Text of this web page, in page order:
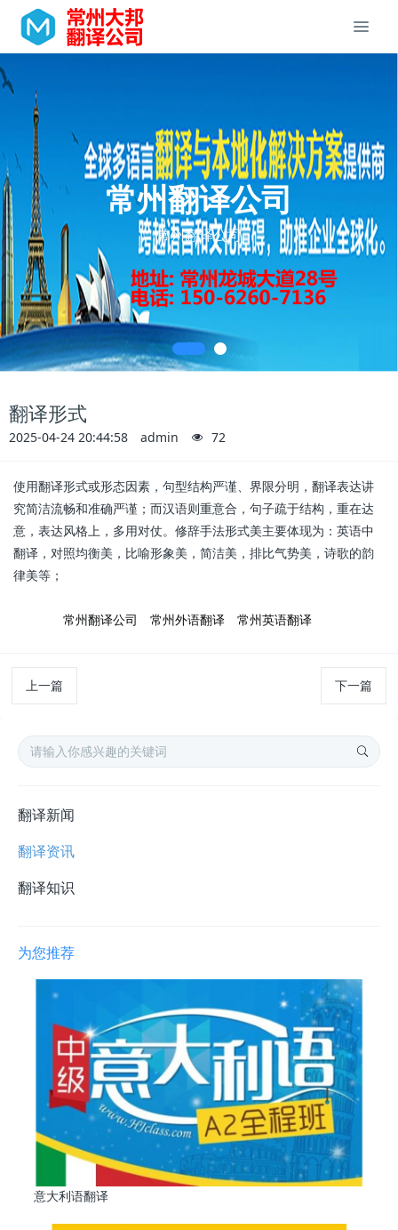
常州翻译公司
常州翻译公司
翻译形式
2025-04-24 20:44:58 admin 72
使用翻译形式或形态因素，句型结构严谨、界限分明，翻译表达讲
究简洁流畅和准确严谨；而汉语则重意合，句子疏于结构，重在达
意，表达风格上，多用对仗。修辞手法形式美主要体现为：英语中
翻译，对照均衡美，比喻形象美，简洁美，排比气势美，诗歌的韵
律美等；
常州翻译公司 常州外语翻译 常州英语翻译
上一篇 下一篇
翻译新闻
翻译资讯
翻译知识
为您推荐
意大利语翻译